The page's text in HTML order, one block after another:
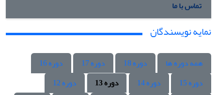
تماس با ما
نمایه نویسندگان
همه دوره ها دوره 18 دوره 17
دوره 16
دوره 15
دوره 14 دوره 13
دوره 12